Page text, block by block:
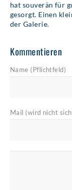
hat souverän für
gesorgt. Einen
der Galerie.
Kommentieren
Name (Pflichtfeld)
Mail (wird nicht